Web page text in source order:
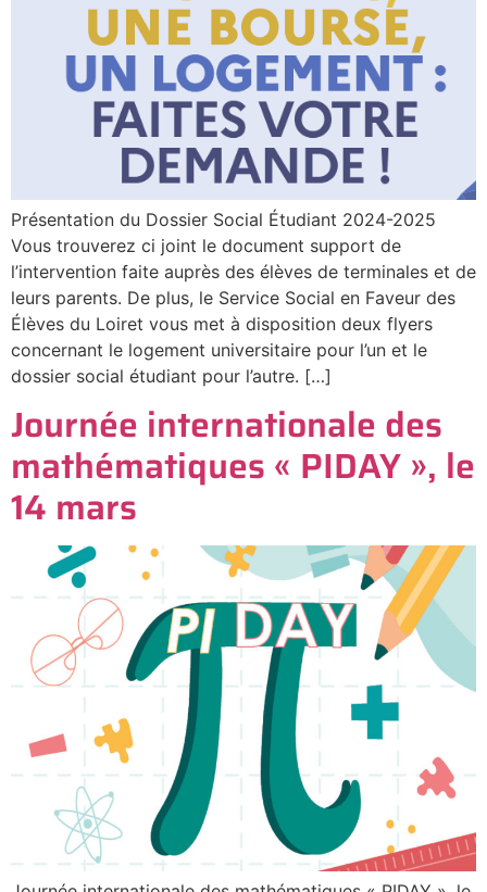
Présentation du Dossier Social Étudiant 2024-2025
Vous trouverez ci joint le document support de
l’intervention faite auprès des élèves de terminales et de
leurs parents. De plus, le Service Social en Faveur des
Élèves du Loiret vous met à disposition deux flyers
concernant le logement universitaire pour l’un et le
dossier social étudiant pour l’autre. […]
Journée internationale des
mathématiques « PIDAY », le
14 mars